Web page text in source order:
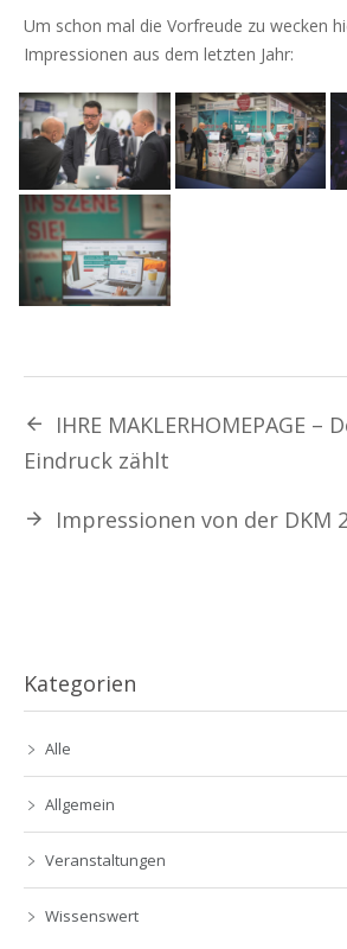
Um schon mal die Vorfreude zu wecken
Impressionen aus dem letzten Jahr:
IHRE MAKLERHOMEPAGE –
Eindruck zählt
Impressionen von der DKM
Kategorien
Alle
Allgemein
Veranstaltungen
Wissenswert